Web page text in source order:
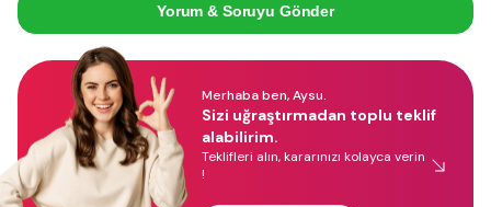
Yorum & Soruyu Gönder
Merhaba ben, Aysu.
Sizi uğraştırmadan toplu teklif
alabilirim.
Teklifleri alın, kararınızı kolayca verin
!